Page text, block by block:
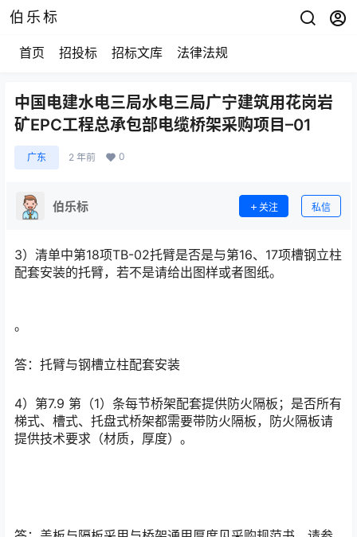
伯乐标
首页 招投标 招标文库 法律法规
中国电建水电三局水电三局广宁建筑用花岗岩
矿EPC工程总承包部电缆桥架采购项目–01
广东 2 年前 0
伯乐标 关注 私信
3）清单中第18项TB-02托臂是否是与第16、17项槽钢立柱
配套安装的托臂，若不是请给出图样或者图纸。
。
答：托臂与钢槽立柱配套安装
4）第7.9 第（1）条每节桥架配套提供防火隔板；是否所有
梯式、槽式、托盘式桥架都需要带防火隔板，防火隔板请
提供技术要求（材质，厚度）。